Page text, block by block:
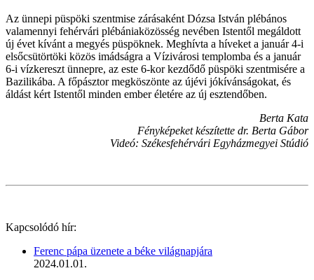
Az ünnepi püspöki szentmise zárásaként Dózsa István plébános
valamennyi fehérvári plébániaközösség nevében Istentől megáldott
új évet kívánt a megyés püspöknek. Meghívta a híveket a január 4-i
elsőcsütörtöki közös imádságra a Vízivárosi templomba és a január
6-i vízkereszt ünnepre, az este 6-kor kezdődő püspöki szentmisére a
Bazilikába. A főpásztor megköszönte az újévi jókívánságokat, és
áldást kért Istentől minden ember életére az új esztendőben.
Berta Kata
Fényképeket készítette dr. Berta Gábor
Videó: Székesfehérvári Egyházmegyei Stúdió
Kapcsolódó hír:
Ferenc pápa üzenete a béke világnapjára
2024.01.01.